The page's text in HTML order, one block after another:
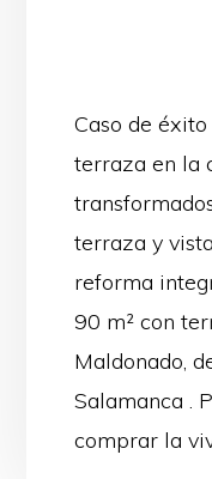
Caso de
terraza en la
terraza y
reforma
90 m² con
Maldonado,
Salamanca .
comprar la